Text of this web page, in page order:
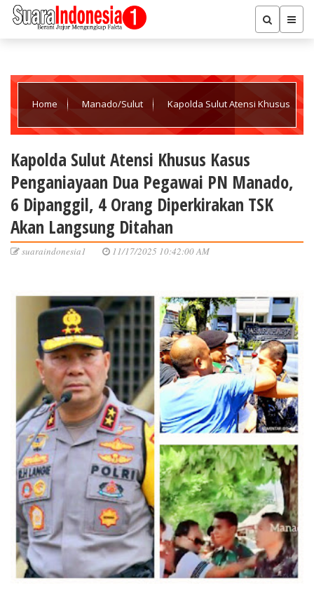
Home Manado/Sulut Kapolda Sulut Atensi Khusus
Orang Diperkirakan TSK Akan Langsung Ditahan
Kapolda Sulut Atensi Khusus Kasus
Penganiayaan Dua Pegawai PN Manado,
6 Dipanggil, 4 Orang Diperkirakan TSK
Akan Langsung Ditahan
suaraindonesia1 11/17/2025 10:42:00 AM